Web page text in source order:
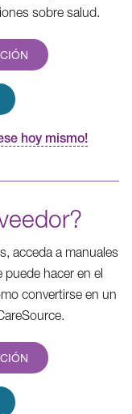
sobre salud.
hoy mismo!
acceda a manuales
hacer en el
convertirse en un